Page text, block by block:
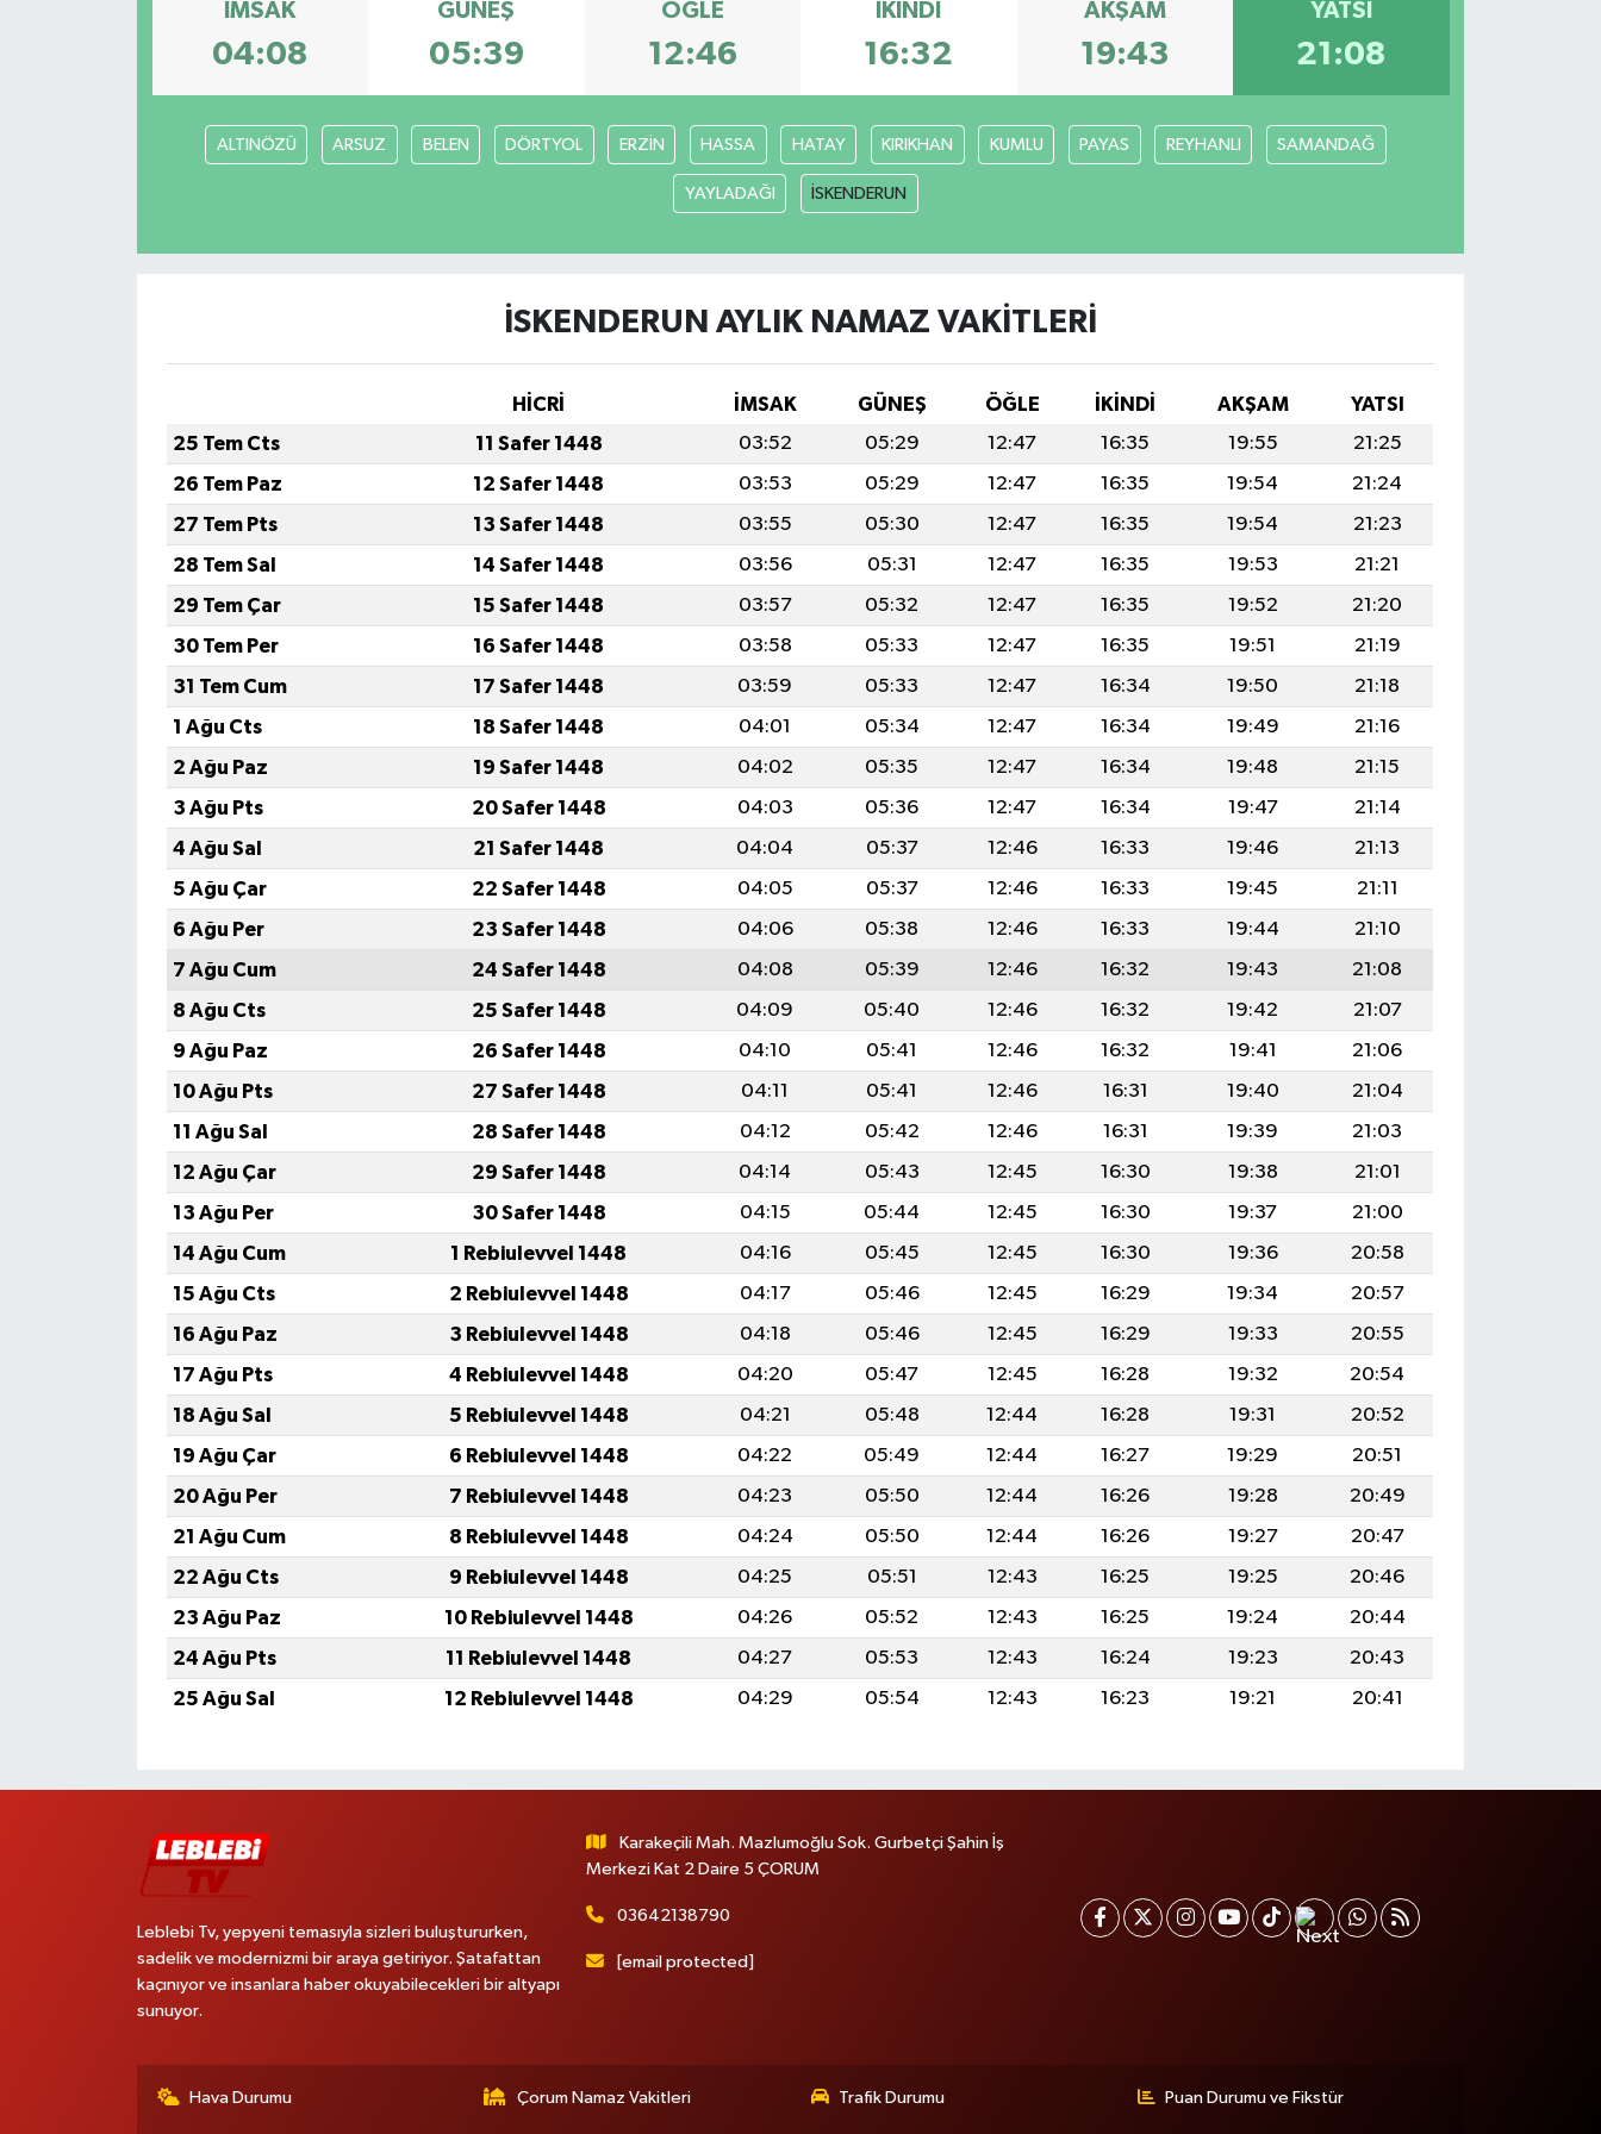
İMSAK
04:08
GÜNEŞ
05:39
ÖĞLE
12:46
İKINDI
16:32
AKŞAM
19:43
YATSI
21:08
ALTINÖZÜ ARSUZ BELEN DÖRTYOL ERZİN HASSA HATAY KIRIKHAN KUMLU PAYAS REYHANLI SAMANDAĞ
YAYLADAĞI İSKENDERUN
İSKENDERUN AYLIK NAMAZ VAKITLERI
HİCRİ İMSAK GÜNEŞ ÖĞLE İKINDI AKŞAM
YATSI
25 Tem Cts
11 Safer 1448 03:52 05:29 12:47 16:35 19:55
21:25
26 Tem Paz
12 Safer 1448 03:53 05:29 12:47 16:35 19:54
21:24
27 Tem Pts
13 Safer 1448 03:55 05:30 12:47 16:35 19:54
21:23
28 Tem Sal
14 Safer 1448 03:56 05:31 12:47 16:35 19:53
21:21
29 Tem Çar
15 Safer 1448 03:57 05:32 12:47 16:35 19:52
21:20
30 Tem Per
16 Safer 1448 03:58 05:33 12:47 16:35 19:51
21:19
31 Tem Cum
17 Safer 1448 03:59 05:33 12:47 16:34 19:50
21:18
1 Ağu Cts
18 Safer 1448 04:01 05:34 12:47 16:34 19:49
21:16
2 Ağu Paz
19 Safer 1448 04:02 05:35 12:47 16:34 19:48
21:15
3 Ağu Pts
20 Safer 1448 04:03 05:36 12:47 16:34 19:47
21:14
4 Ağu Sal
21 Safer 1448 04:04 05:37 12:46 16:33 19:46
21:13
5 Ağu Çar
22 Safer 1448 04:05 05:37 12:46 16:33 19:45
21:11
6 Ağu Per
23 Safer 1448 04:06 05:38 12:46 16:33 19:44
21:10
7 Ağu Cum
24 Safer 1448 04:08 05:39 12:46 16:32 19:43
21:08
8 Ağu Cts
25 Safer 1448 04:09 05:40 12:46 16:32 19:42
21:07
9 Ağu Paz
26 Safer 1448 04:10 05:41 12:46 16:32 19:41
21:06
10 Ağu Pts
27 Safer 1448 04:11 05:41 12:46 16:31 19:40
21:04
11 Ağu Sal
28 Safer 1448 04:12 05:42 12:46 16:31 19:39
21:03
12 Ağu Çar
29 Safer 1448 04:14 05:43 12:45 16:30 19:38
21:01
13 Ağu Per
30 Safer 1448 04:15 05:44 12:45 16:30 19:37
21:00
14 Ağu Cum
1 Rebiulevvel 1448 04:16 05:45 12:45 16:30 19:36
20:58
15 Ağu Cts
2 Rebiulevvel 1448 04:17 05:46 12:45 16:29 19:34
20:57
16 Ağu Paz
3 Rebiulevvel 1448 04:18 05:46 12:45 16:29 19:33
20:55
17 Ağu Pts
4 Rebiulevvel 1448 04:20 05:47 12:45 16:28 19:32
20:54
18 Ağu Sal
5 Rebiulevvel 1448 04:21 05:48 12:44 16:28 19:31
20:52
19 Ağu Çar
6 Rebiulevvel 1448 04:22 05:49 12:44 16:27 19:29
20:51
20 Ağu Per
7 Rebiulevvel 1448 04:23 05:50 12:44 16:26 19:28
20:49
21 Ağu Cum
8 Rebiulevvel 1448 04:24 05:50 12:44 16:26 19:27
20:47
22 Ağu Cts
9 Rebiulevvel 1448 04:25 05:51 12:43 16:25 19:25
20:46
23 Ağu Paz
10 Rebiulevvel 1448 04:26 05:52 12:43 16:25 19:24
20:44
24 Ağu Pts
11 Rebiulevvel 1448 04:27 05:53 12:43 16:24 19:23
20:43
25 Ağu Sal
12 Rebiulevvel 1448 04:29 05:54 12:43 16:23 19:21 20:41
Leblebi Tv, yepyeni temasıyla sizleri buluştururken,
sadelik ve modernizmi bir araya getiriyor. Şatafattan
kaçınıyor ve insanlara haber okuyabilecekleri bir altyapı
sunuyor.
Karakeçili Mah. Mazlumoğlu Sok. Gurbetçi Şahin İş
Merkezi Kat 2 Daire 5 ÇORUM
03642138790
[email protected]
Hava Durumu Çorum Namaz Vakitleri Trafik Durumu Puan Durumu ve Fikstür